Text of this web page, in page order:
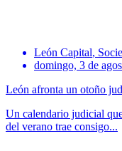
León Capital,
domingo, 3 de
León afronta un otoño
Un calendario judicial
del verano trae consigo...